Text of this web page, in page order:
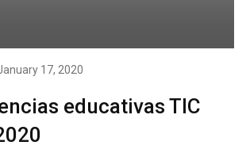
17, 2020
educativas TIC